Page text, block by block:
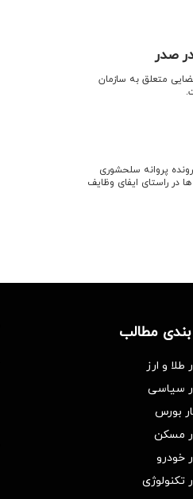
صدر
متعلق به سازمان
پروانه سلحشوری
در راستای ایفای وظایف
مطالب
طلا و ارز
سیاسی
بورس
مسکن
خودرو
تکنولوژی